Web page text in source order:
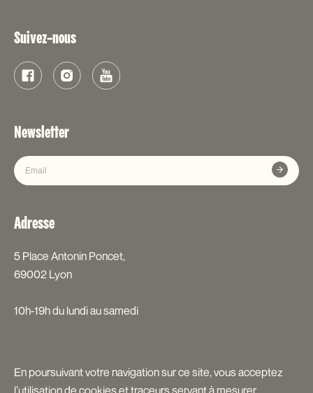
En poursuivant votre navigation sur ce site, vous acceptez
l’utilisation de cookies et traceurs servant à mesurer
Suivez-nous
Newsletter
Adresse
5 Place Antonin Poncet,
69002 Lyon
10h-19h du lundi au samedi
© 2022 Librairie Expérience Réalisé par